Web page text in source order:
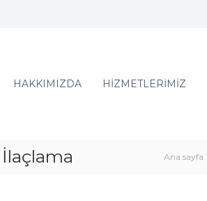
HAKKIMIZDA HİZMETLERİMİZ
Ana sayfa